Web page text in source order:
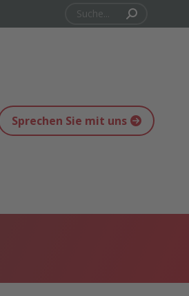
Search:
Sprechen Sie mit uns